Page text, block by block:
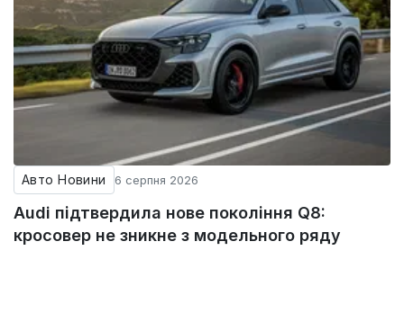
Авто Новини 6 серпня 2026
Audi підтвердила нове покоління Q8:
кросовер не зникне з модельного ряду